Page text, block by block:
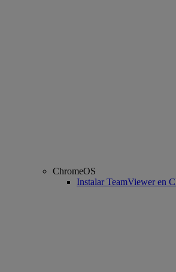
ChromeOS
Instalar TeamViewer en